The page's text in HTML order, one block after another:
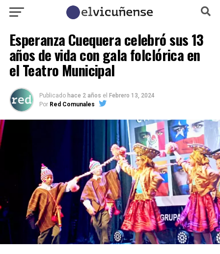
Esperanza Cuequera celebró sus 13
años de vida con gala folclórica en
el Teatro Municipal
Publicado hace 2 años el Febrero 13, 2024
Por Red Comunales